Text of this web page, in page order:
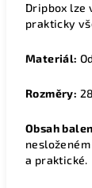
Dripbox lze
prakticky
Materiál:
Rozměry:
Obsah
a praktické.